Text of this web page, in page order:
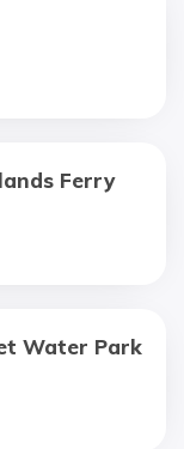
Ferry
Water Park